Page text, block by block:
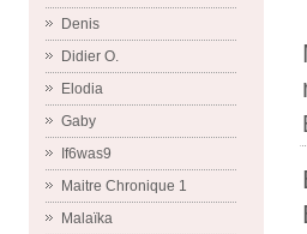
Denis
Didier O.
Elodia
Gaby
If6was9
Maitre Chronique 1
Malaïka